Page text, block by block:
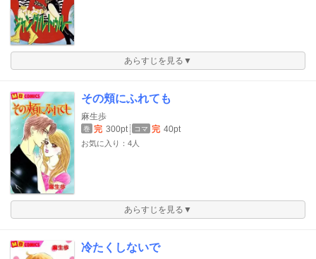
あらすじを見る▼
その頬にふれても
麻生歩
巻 完 300pt コマ 完 40pt
お気に入り：4人
あらすじを見る▼
冷たくしないで